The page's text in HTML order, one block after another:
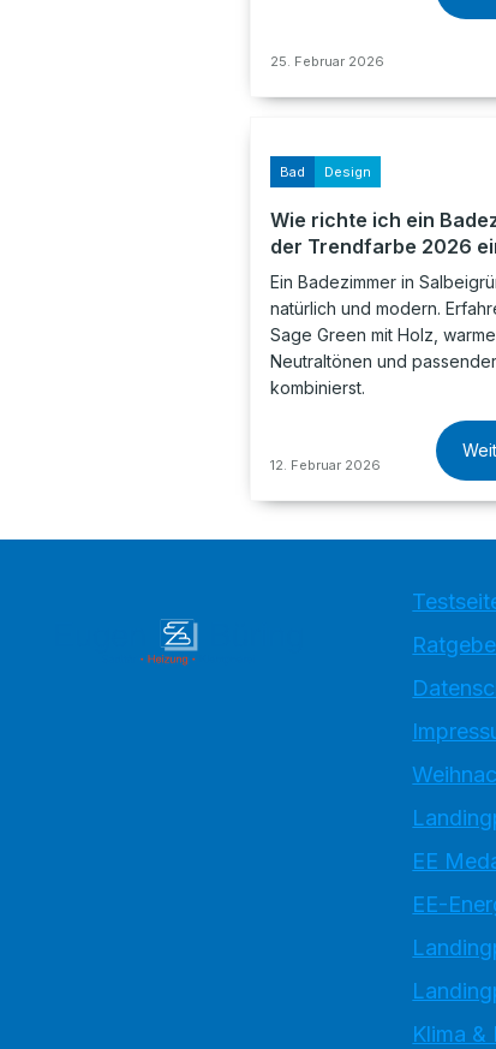
25. Februar 2026
Bad Design
Wie richte ich ein
der Trendfarbe 2026
Ein Badezimmer in
natürlich und modern.
Sage Green mit Holz,
Neutraltönen und
kombinierst.
12. Februar 2026
EE
EE-
Klima &